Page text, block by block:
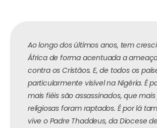
Ao longo dos últimos anos, tem
África de forma acentuada a
contra os Cristãos. E, de todos os
particularmente visível na Nigéria. É
mais fiéis são assassinados, que
religiosas foram raptados. É por lá
vive o Padre Thaddeus, da Diocese